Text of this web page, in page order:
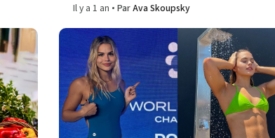
Il y a 1 an ParAva Skoupsky